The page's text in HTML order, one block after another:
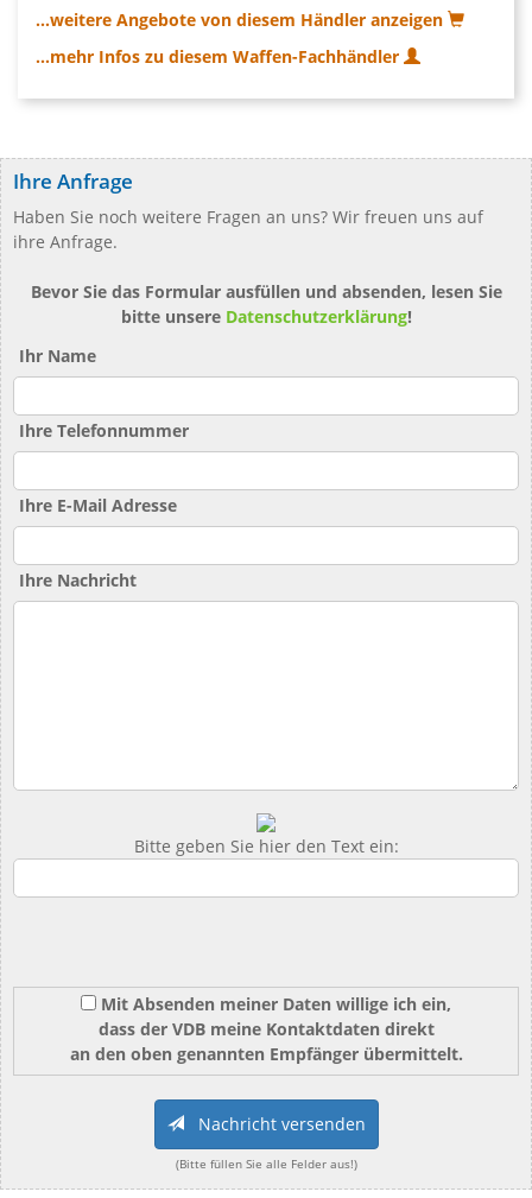
...weitere Angebote von diesem Händler anzeigen
...mehr Infos zu diesem Waffen-Fachhändler
Ihre Anfrage
Haben Sie noch weitere Fragen an uns? Wir freuen uns auf
ihre Anfrage.
Bevor Sie das Formular ausfüllen und absenden, lesen Sie
bitte unsere Datenschutzerklärung!
Ihr Name
Ihre Telefonnummer
Ihre E-Mail Adresse
Ihre Nachricht
Bitte geben Sie hier den Text ein:
Mit Absenden meiner Daten willige ich ein,
dass der VDB meine Kontaktdaten direkt
an den oben genannten Empfänger übermittelt.
Nachricht versenden
(Bitte füllen Sie alle Felder aus!)